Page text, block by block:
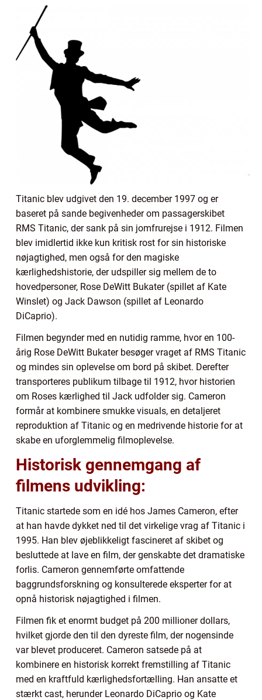
Titanic blev udgivet den 19. december 1997 og er
baseret på sande begivenheder om passagerskibet
RMS Titanic, der sank på sin jomfrurejse i 1912. Filmen
blev imidlertid ikke kun kritisk rost for sin historiske
nøjagtighed, men også for den magiske
kærlighedshistorie, der udspiller sig mellem de to
hovedpersoner, Rose DeWitt Bukater (spillet af Kate
Winslet) og Jack Dawson (spillet af Leonardo
DiCaprio).
Filmen begynder med en nutidig ramme, hvor en 100-
årig Rose DeWitt Bukater besøger vraget af RMS Titanic
og mindes sin oplevelse om bord på skibet. Derefter
transporteres publikum tilbage til 1912, hvor historien
om Roses kærlighed til Jack udfolder sig. Cameron
formår at kombinere smukke visuals, en detaljeret
reproduktion af Titanic og en medrivende historie for at
skabe en uforglemmelig filmoplevelse.
Historisk gennemgang af
filmens udvikling:
Titanic startede som en idé hos James Cameron, efter
at han havde dykket ned til det virkelige vrag af Titanic i
1995. Han blev øjeblikkeligt fascineret af skibet og
besluttede at lave en film, der genskabte det dramatiske
forlis. Cameron gennemførte omfattende
baggrundsforskning og konsulterede eksperter for at
opnå historisk nøjagtighed i filmen.
Filmen fik et enormt budget på 200 millioner dollars,
hvilket gjorde den til den dyreste film, der nogensinde
var blevet produceret. Cameron satsede på at
kombinere en historisk korrekt fremstilling af Titanic
med en kraftfuld kærlighedsfortælling. Han ansatte et
stærkt cast, herunder Leonardo DiCaprio og Kate